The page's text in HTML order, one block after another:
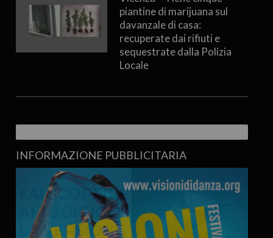
piantine di marijuana sul
davanzale di casa:
recuperate dai rifiuti e
sequestrate dalla Polizia
Locale
INFORMAZIONE PUBBLICITARIA